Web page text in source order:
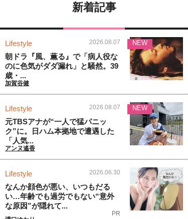
新着記事
Lifestyle 2026.08.07
朝ドラ『風、薫る』で「病人役な
のに色気がダダ漏れ」と騒然。39
歳・...
加賀谷健
NEW
Lifestyle 2026.08.07
元TBSアナが“一人で猛パニッ
ク”に。日ハム本拠地で遭遇した
「人気...
アンヌ遙香
NEW
Lifestyle 2026.06.30
なんか顔色が悪い、いつもだる
い…年齢でも過労でもない“意外
な原因”が隠れて...
PR